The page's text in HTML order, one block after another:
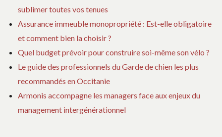
sublimer toutes vos tenues
Assurance immeuble monopropriété : Est-elle obligatoire
et comment bien la choisir ?
Quel budget prévoir pour construire soi-même son vélo ?
Le guide des professionnels du Garde de chien les plus
recommandés en Occitanie
Armonis accompagne les managers face aux enjeux du
management intergénérationnel